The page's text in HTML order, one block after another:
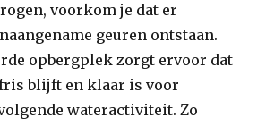
voorkom je dat er
geuren ontstaan.
opbergplek zorgt ervoor dat
blijft en klaar is voor
wateractiviteit. Zo